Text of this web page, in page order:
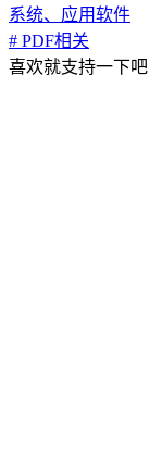
系统、应用软件
# PDF相关
喜欢就支持一下吧